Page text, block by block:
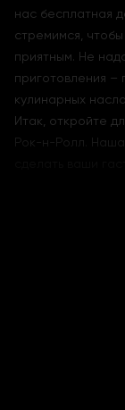
нас бесплатная
стремимся,
приятным. Не
приготовления –
кулинарных
Итак, откройте
Рок-н-Ролл. Наша